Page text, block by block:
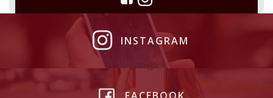
INSTAGRAM